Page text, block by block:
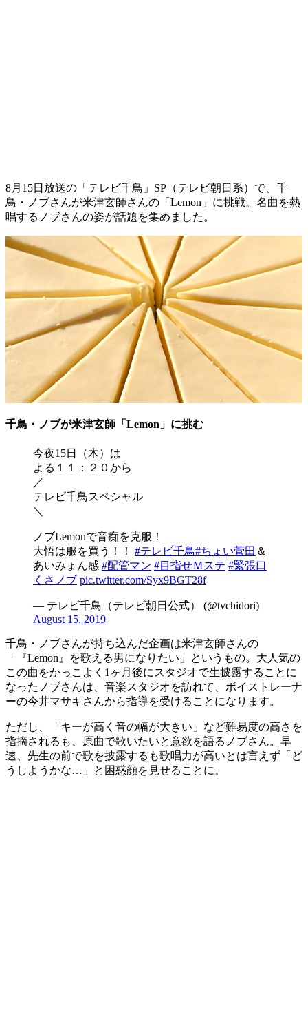
8月15日放送の「テレビ千鳥」SP（テレビ朝日系）で、千
鳥・ノブさんが米津玄師さんの「Lemon」に挑戦。名曲を熱
唱するノブさんの姿が話題を集めました。
千鳥・ノブが米津玄師「Lemon」に挑む
今夜15日（木）は
よる１１：２０から
／
テレビ千鳥スペシャル
＼
ノブLemonで音痴を克服！
大悟は服を買う！！ #テレビ千鳥#ちょい菅田 ＆
あいみょん感 #配管マン #目指せＭステ #緊張口
くさノブ pic.twitter.com/Syx9BGT28f
— テレビ千鳥（テレビ朝日公式） (@tvchidori)
August 15, 2019
千鳥・ノブさんが持ち込んだ企画は米津玄師さんの
「『Lemon』を歌える男になりたい」というもの。大人気の
この曲をかっこよく1ヶ月後にスタジオで生披露することに
なったノブさんは、音楽スタジオを訪れて、ボイストレーナ
ーの今井マサキさんから指導を受けることになります。
ただし、「キーが高く音の幅が大きい」など難易度の高さを
指摘されるも、原曲で歌いたいと意欲を語るノブさん。早
速、先生の前で歌を披露するも歌唱力が高いとは言えず「ど
うしようかな…」と困惑顔を見せることに。